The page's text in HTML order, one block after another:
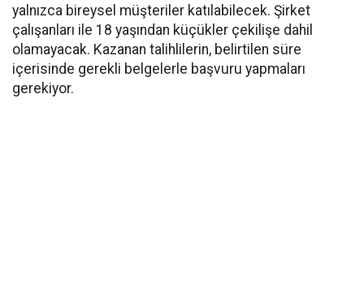
yalnızca bireysel müşteriler katılabilecek. Şirket
çalışanları ile 18 yaşından küçükler çekilişe dahil
olamayacak. Kazanan talihlilerin, belirtilen süre
içerisinde gerekli belgelerle başvuru yapmaları
gerekiyor.